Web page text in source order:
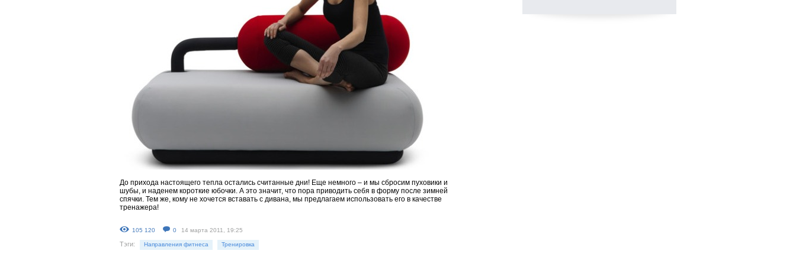
До прихода настоящего тепла остались считанные дни! Еще немного – и мы сбросим пуховики и
шубы, и наденем короткие юбочки. А это значит, что пора приводить себя в форму после зимней
спячки. Тем же, кому не хочется вставать с дивана, мы предлагаем использовать его в качестве
тренажера!
105 120 0 14 марта 2011, 19:25
Тэги: Направления фитнеса Тренировка